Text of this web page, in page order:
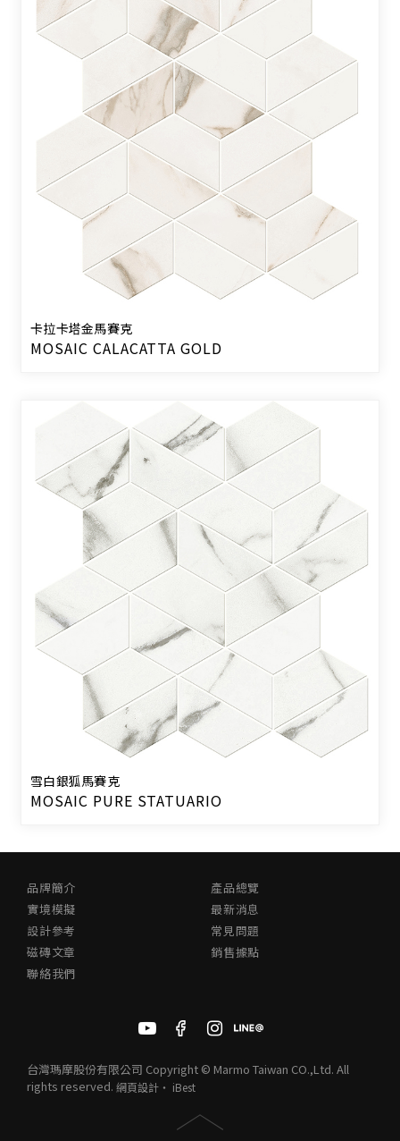
卡拉卡塔金馬賽克
MOSAIC CALACATTA GOLD
雪白銀狐馬賽克
MOSAIC PURE STATUARIO
品牌簡介
產品總覽
實境模擬
最新消息
設計參考
常見問題
磁磚文章
銷售據點
聯絡我們
台灣瑪摩股份有限公司 Copyright © Marmo Taiwan CO.,Ltd. All
rights reserved. 網頁設計 ‧ iBest